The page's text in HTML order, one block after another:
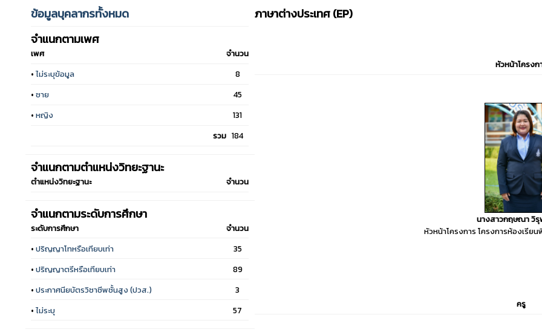
ข้อมูลบุคลากรทั้งหมด
จำแนกตามเพศ
เพศ
จำนวน
• ไม่ระบุข้อมูล
8
• ชาย
45
• หญิง
131
รวม 184
จำแนกตามตำแหน่งวิทยะฐานะ
ตำแหน่งวิทยะฐานะ จำนวน
จำแนกตามระดับการศึกษา
ระดับการศึกษา
จำนวน
• ปริญญาโทหรือเทียบเท่า
35
• ปริญญาตรีหรือเทียบเท่า
89
• ประกาศนียบัตรวิชาชีพชั้นสูง (ปวส.)
3
• ไม่ระบุ 57
ภาษาต่างประเทศ (EP)
หัวหน้าโครงก
นางสาวกฤษณา วิ
หัวหน้าโครงการ โครงการห้องเรีย
ครู